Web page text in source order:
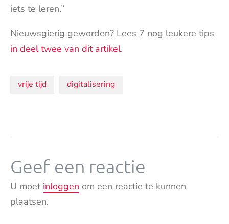
iets te leren.”
Nieuwsgierig geworden? Lees 7 nog leukere tips
in deel twee van dit artikel.
Onderwerpen:
vrije tijd digitalisering
Geef een reactie
U moet inloggen om een reactie te kunnen
plaatsen.